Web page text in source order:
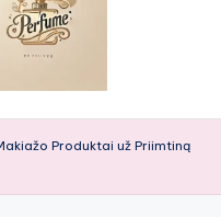
Produktai už Priimtiną